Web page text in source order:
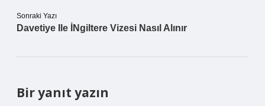
Sonraki Yazı
Davetiye Ile İNgiltere Vizesi Nasıl Alınır
Bir yanıt yazın